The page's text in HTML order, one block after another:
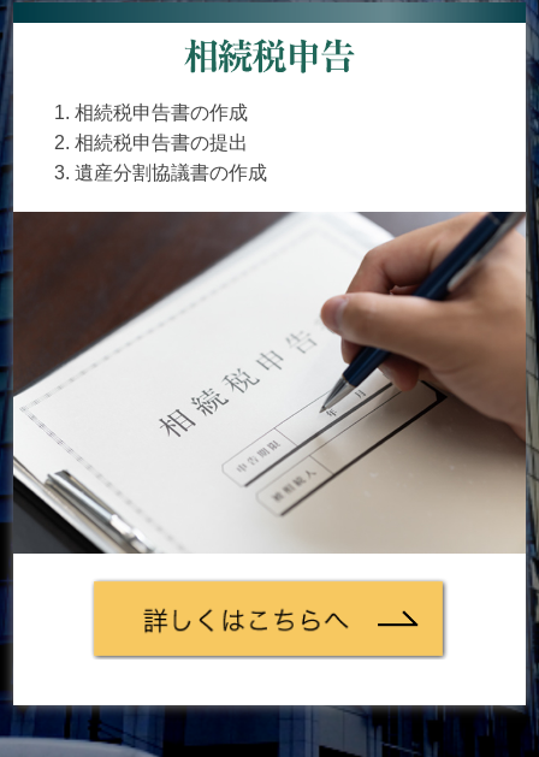
相続税申告書の作成
相続税申告書の提出
遺産分割協議書の作成